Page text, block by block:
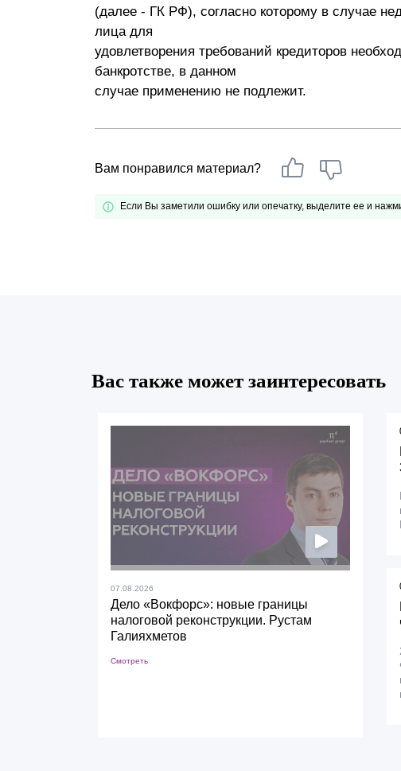
(далее - ГК РФ), согласно которому в случае
лица для
удовлетворения требований кредиторов
банкротстве, в данном
случае применению не подлежит.
Вам понравился материал?
Если Вы заметили ошибку или опечатку, выделите ее и
Вас также может заинтересовать
07.08.2026
Дело «Вокфорс»: новые границы
налоговой реконструкции. Рустам
Галияхметов
Смотреть